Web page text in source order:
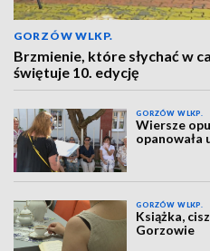
GORZÓW WLKP.
Brzmienie, które słychać w
świętuje 10. edycję
GORZÓW WLKP.
Wiersze
opanowała
GORZÓW WLKP.
Książka,
Gorzowie